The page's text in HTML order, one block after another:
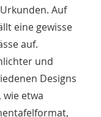
Auf
eine gewisse
auf.
und
Designs
etwa